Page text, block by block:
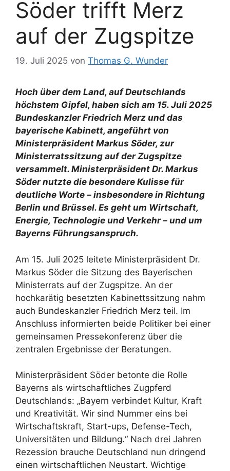
Söder trifft Merz
auf der Zugspitze
19. Juli 2025 von Thomas G. Wunder
Hoch über dem Land, auf Deutschlands
höchstem Gipfel, haben sich am 15. Juli 2025
Bundeskanzler Friedrich Merz und das
bayerische Kabinett, angeführt von
Ministerpräsident Markus Söder, zur
Ministerratssitzung auf der Zugspitze
versammelt. Ministerpräsident Dr. Markus
Söder nutzte die besondere Kulisse für
deutliche Worte – insbesondere in Richtung
Berlin und Brüssel. Es geht um Wirtschaft,
Energie, Technologie und Verkehr – und um
Bayerns Führungsanspruch.
Am 15. Juli 2025 leitete Ministerpräsident Dr.
Markus Söder die Sitzung des Bayerischen
Ministerrats auf der Zugspitze. An der
hochkarätig besetzten Kabinettssitzung nahm
auch Bundeskanzler Friedrich Merz teil. Im
Anschluss informierten beide Politiker bei einer
gemeinsamen Pressekonferenz über die
zentralen Ergebnisse der Beratungen.
Ministerpräsident Söder betonte die Rolle
Bayerns als wirtschaftliches Zugpferd
Deutschlands: „Bayern verbindet Kultur, Kraft
und Kreativität. Wir sind Nummer eins bei
Wirtschaftskraft, Start-ups, Defense-Tech,
Universitäten und Bildung.“ Nach drei Jahren
Rezession brauche Deutschland nun dringend
einen wirtschaftlichen Neustart. Wichtige